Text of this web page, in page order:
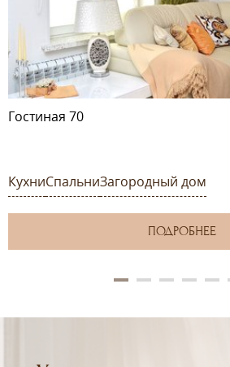
Гостиная 70
КухниСпальниЗагородный дом
ПОДРОБНЕЕ